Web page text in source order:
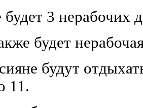
3 нерабочих
будет
будут
11.